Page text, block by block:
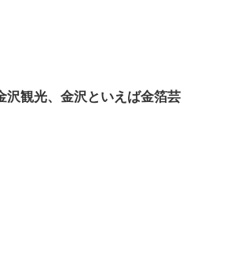
沢観光、金沢といえば金箔芸